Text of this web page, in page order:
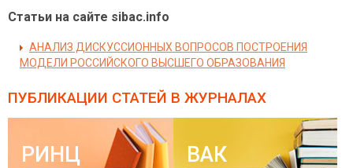
Статьи на сайте sibac.info
АНАЛИЗ ДИСКУССИОННЫХ ВОПРОСОВ ПОСТРОЕНИЯ
МОДЕЛИ РОССИЙСКОГО ВЫСШЕГО ОБРАЗОВАНИЯ
ПУБЛИКАЦИИ СТАТЕЙ В ЖУРНАЛАХ
РИНЦ ВАК